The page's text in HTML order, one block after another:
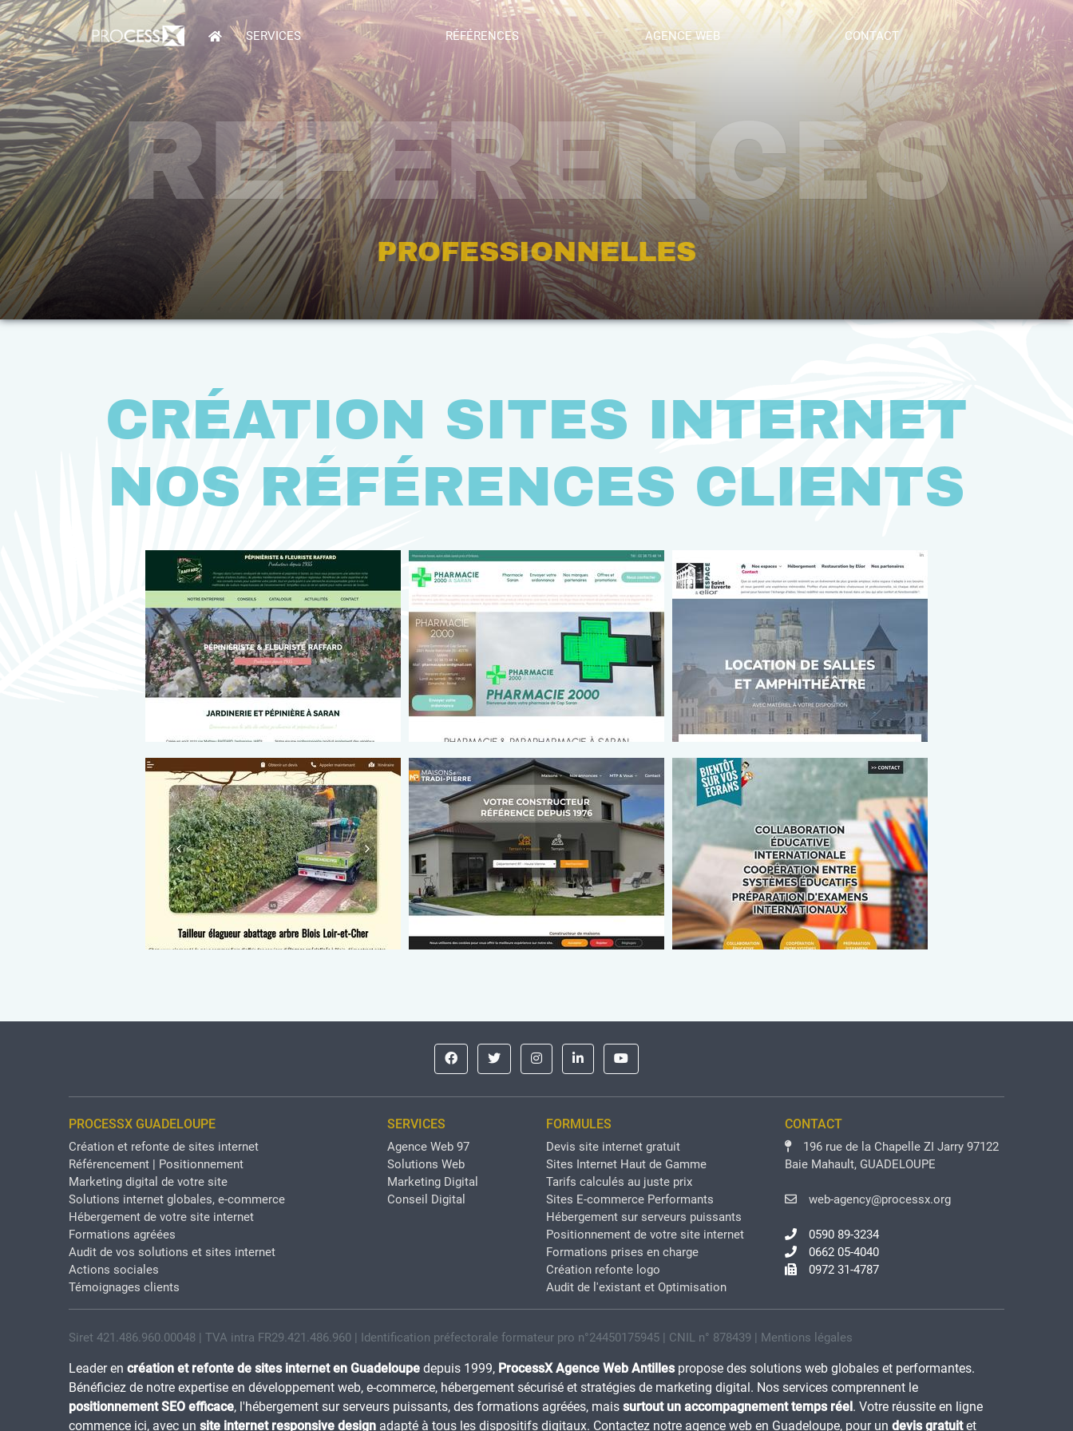
SERVICES RÉFÉRENCES AGENCE WEB CONTACT
REFERENCES
PROFESSIONNELLES
CRÉATION SITES INTERNET
NOS RÉFÉRENCES CLIENTS
PROCESSX GUADELOUPE
Création et refonte de sites internet
Référencement | Positionnement
Marketing digital de votre site
Solutions internet globales, e-commerce
Hébergement de votre site internet
Formations agréées
Audit de vos solutions et sites internet
Actions sociales
Témoignages clients
SERVICES
Agence Web 97
Solutions Web
Marketing Digital
Conseil Digital
FORMULES
Devis site internet gratuit
Sites Internet Haut de Gamme
Tarifs calculés au juste prix
Sites E-commerce Performants
Hébergement sur serveurs puissants
Positionnement de votre site internet
Formations prises en charge
Création refonte logo
Audit de l'existant et Optimisation
CONTACT
196 rue de la Chapelle ZI Jarry 97122
Baie Mahault, GUADELOUPE
web-agency@processx.org
0590 89-3234
0662 05-4040
0972 31-4787
Siret 421.486.960.00048 | TVA intra FR29.421.486.960 | Identification préfectorale formateur pro n°24450175945 | CNIL n° 878439 | Mentions légales
Leader en création et refonte de sites internet en Guadeloupe depuis 1999, ProcessX Agence Web Antillespropose des solutions web globales et performantes.
Bénéficiez de notre expertise en développement web, e-commerce, hébergement sécurisé et stratégies de marketing digital. Nos services comprennent le
positionnement SEO efficace, l'hébergement sur serveurs puissants, des formations agréées, mais surtout un accompagnement temps réel. Votre réussite en ligne
commence ici, avec un site internet responsive design adapté à tous les dispositifs digitaux. Contactez notre agence web en Guadeloupe, pour un devis gratuitet